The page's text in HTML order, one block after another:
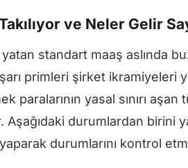
ve Neler Gelir
yatan standart maaş aslında
primleri şirket
paralarının yasal sınırı
Aşağıdaki durumlardan birini
durumlarını kontrol